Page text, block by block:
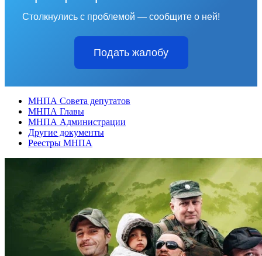
Столкнулись с проблемой — сообщите о ней!
Подать жалобу
МНПА Совета депутатов
МНПА Главы
МНПА Администрации
Другие документы
Реестры МНПА